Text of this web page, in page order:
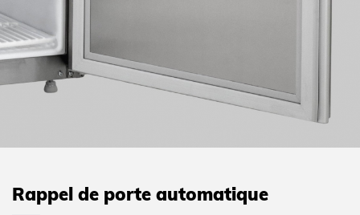
Rappel de porte automatique